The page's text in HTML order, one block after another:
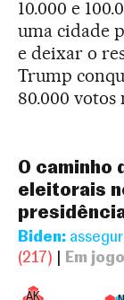
10.000 e
uma cidade
e deixar o
Trump
80.000 votos